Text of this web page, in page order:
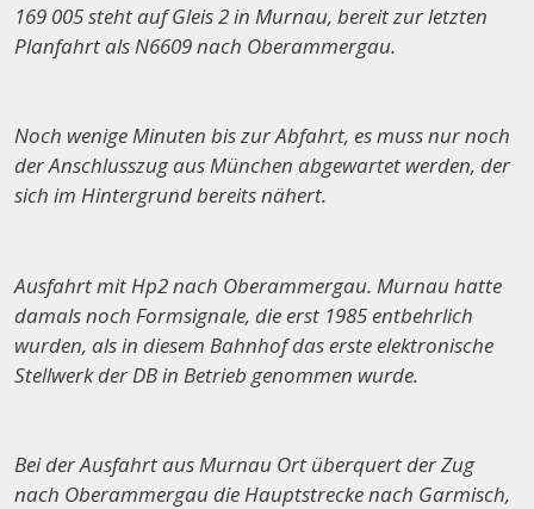
169 005 steht auf Gleis 2 in Murnau, bereit zur letzten
Planfahrt als N6609 nach Oberammergau.
Noch wenige Minuten bis zur Abfahrt, es muss nur noch
der Anschlusszug aus München abgewartet werden, der
sich im Hintergrund bereits nähert.
Ausfahrt mit Hp2 nach Oberammergau. Murnau hatte
damals noch Formsignale, die erst 1985 entbehrlich
wurden, als in diesem Bahnhof das erste elektronische
Stellwerk der DB in Betrieb genommen wurde.
Bei der Ausfahrt aus Murnau Ort überquert der Zug
nach Oberammergau die Hauptstrecke nach Garmisch,